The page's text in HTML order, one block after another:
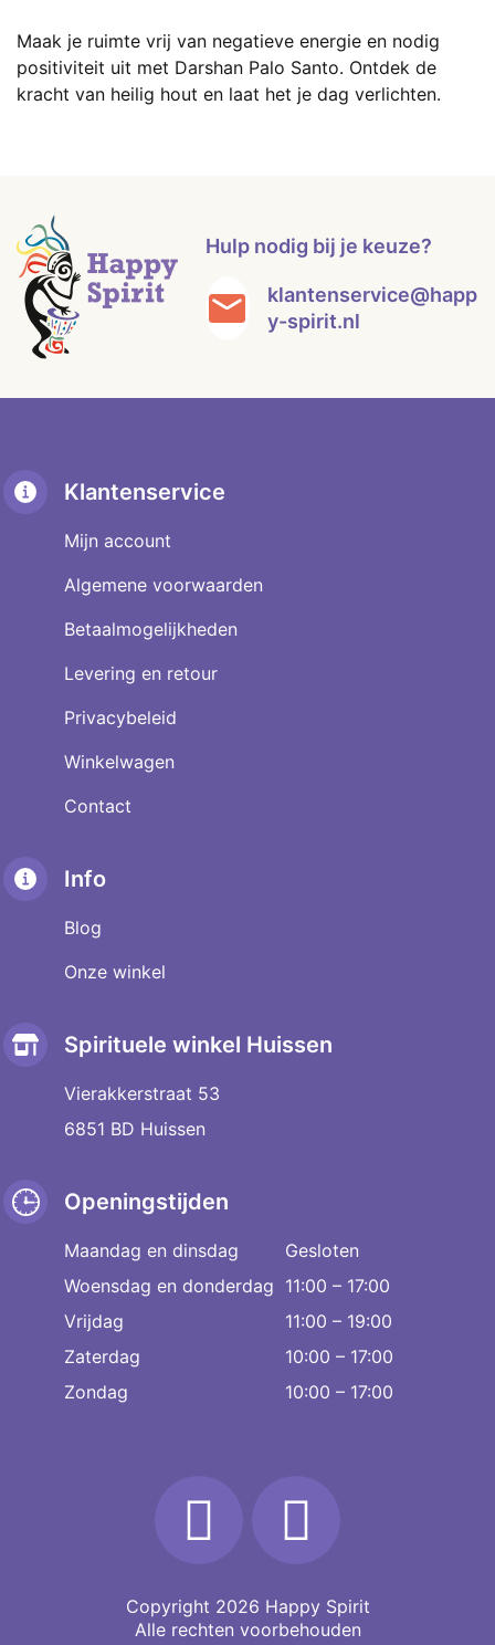
Maak je ruimte vrij van negatieve energie en nodig
positiviteit uit met Darshan Palo Santo. Ontdek de
kracht van heilig hout en laat het je dag verlichten.
Hulp nodig bij je keuze?
klantenservice@happ
y-spirit.nl
Klantenservice
Mijn account
Algemene voorwaarden
Betaalmogelijkheden
Levering en retour
Privacybeleid
Winkelwagen
Contact
Info
Blog
Onze winkel
Spirituele winkel Huissen
Vierakkerstraat 53
6851 BD Huissen
Openingstijden
Maandag en dinsdag
Gesloten
Woensdag en donderdag 11:00 – 17:00
Vrijdag
11:00 – 19:00
Zaterdag
10:00 – 17:00
Zondag
10:00 – 17:00
Copyright 2026 Happy Spirit
Alle rechten voorbehouden